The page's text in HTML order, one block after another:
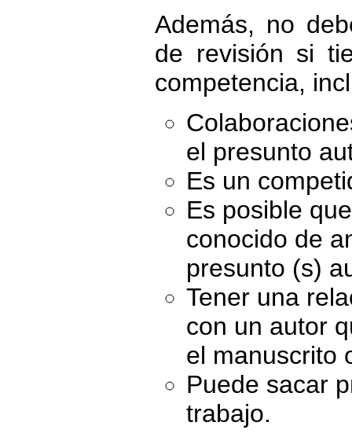
Además, no
de revisión si
competencia,
el presunto
Es un
Es posible
conocido de
presunto (s)
Tener una
con un autor
el manuscrito
Puede sacar
trabajo.